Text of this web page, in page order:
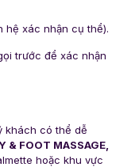
hệ xác nhận cụ thể).
trước để xác nhận
khách có thể dễ
& FOOT MASSAGE,
hoặc khu vực